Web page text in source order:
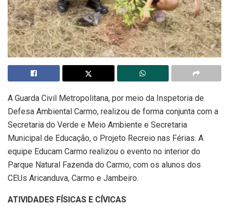
A Guarda Civil Metropolitana, por meio da Inspetoria de
Defesa Ambiental Carmo, realizou de forma conjunta com a
Secretaria do Verde e Meio Ambiente e Secretaria
Municipal de Educação, o Projeto Recreio nas Férias. A
equipe Educam Carmo realizou o evento no interior do
Parque Natural Fazenda do Carmo, com os alunos dos
CEUs Aricanduva, Carmo e Jambeiro.
ATIVIDADES FÍSICAS E CÍVICAS